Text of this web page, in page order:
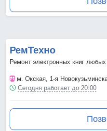
РемТехно
Ремонт электронных книг
м. Окская, 1-я
Сегодня работает до 20:00